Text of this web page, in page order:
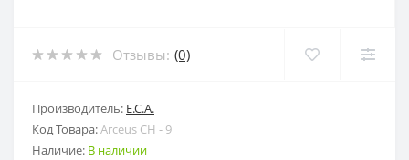
Отзывы: (0)
Производитель: E.C.A.
Код Товара:Arceus CH - 9
Наличие: В наличии